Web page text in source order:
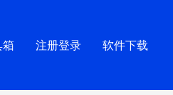
注册登录 软件下载